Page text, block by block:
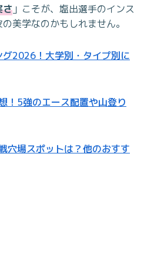
さ 」こそが、塩出選手のインス
美学なのかもしれません。
2026！大学別・タイプ別に
！5強のエース配置や山登り
穴場スポットは？他のおすす